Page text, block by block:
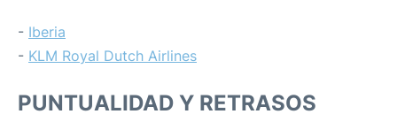
- Iberia
- KLM Royal Dutch Airlines
PUNTUALIDAD Y RETRASOS